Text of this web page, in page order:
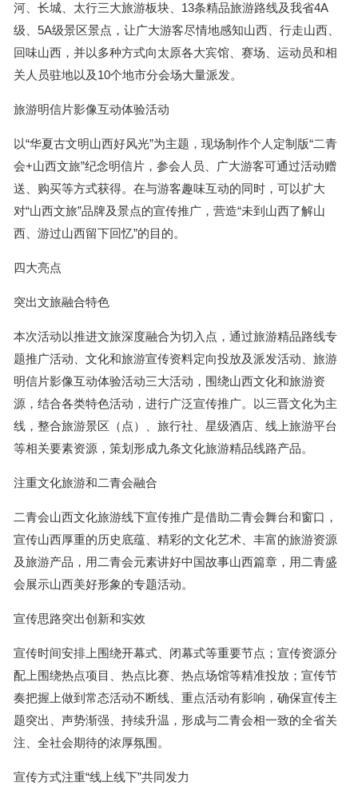
河、长城、太行三大旅游板块、13条精品旅游路线及我省4A
级、5A级景区景点，让广大游客尽情地感知山西、行走山西、
回味山西，并以多种方式向太原各大宾馆、赛场、运动员和相
关人员驻地以及10个地市分会场大量派发。
旅游明信片影像互动体验活动
以“华夏古文明山西好风光”为主题，现场制作个人定制版“二青
会+山西文旅”纪念明信片，参会人员、广大游客可通过活动赠
送、购买等方式获得。在与游客趣味互动的同时，可以扩大
对“山西文旅”品牌及景点的宣传推广，营造“未到山西了解山
西、游过山西留下回忆”的目的。
四大亮点
突出文旅融合特色
本次活动以推进文旅深度融合为切入点，通过旅游精品路线专
题推广活动、文化和旅游宣传资料定向投放及派发活动、旅游
明信片影像互动体验活动三大活动，围绕山西文化和旅游资
源，结合各类特色活动，进行广泛宣传推广。以三晋文化为主
线，整合旅游景区（点）、旅行社、星级酒店、线上旅游平台
等相关要素资源，策划形成九条文化旅游精品线路产品。
注重文化旅游和二青会融合
二青会山西文化旅游线下宣传推广是借助二青会舞台和窗口，
宣传山西厚重的历史底蕴、精彩的文化艺术、丰富的旅游资源
及旅游产品，用二青会元素讲好中国故事山西篇章，用二青盛
会展示山西美好形象的专题活动。
宣传思路突出创新和实效
宣传时间安排上围绕开幕式、闭幕式等重要节点；宣传资源分
配上围绕热点项目、热点比赛、热点场馆等精准投放；宣传节
奏把握上做到常态活动不断线、重点活动有影响，确保宣传主
题突出、声势渐强、持续升温，形成与二青会相一致的全省关
注、全社会期待的浓厚氛围。
宣传方式注重“线上线下”共同发力